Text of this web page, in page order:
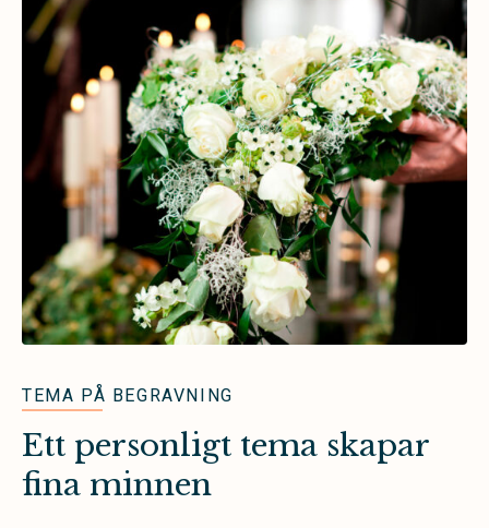
TEMA PÅ BEGRAVNING
Ett personligt tema skapar
fina minnen